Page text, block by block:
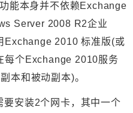
能本身并不依赖Exchange
Server 2008 R2企业
Exchange 2010 标准版(或
每个Exchange 2010服务
本和被动副本)。
安装2个网卡，其中一个